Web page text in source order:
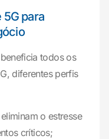
para
todos os
diferentes perfis
eliminam o estresse
críticos;